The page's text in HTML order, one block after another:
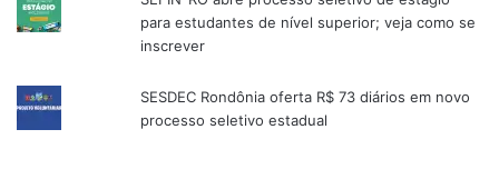
para estudantes de nível superior; veja como se
inscrever
SESDEC Rondônia oferta R$ 73 diários em novo
processo seletivo estadual